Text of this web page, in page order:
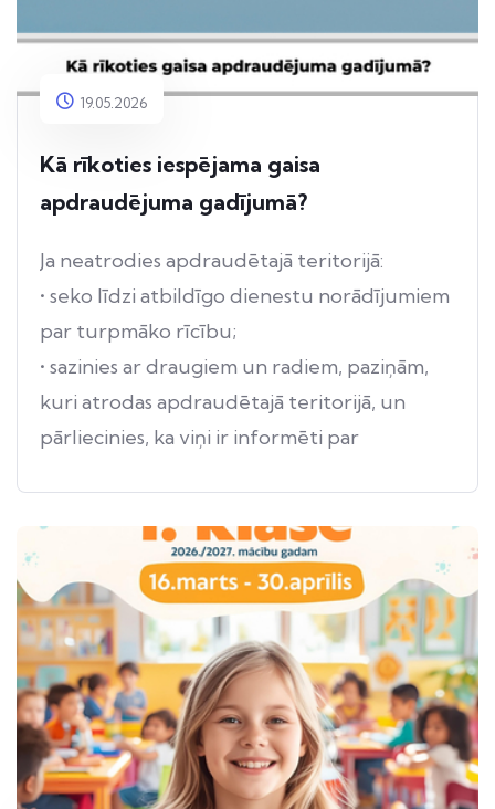
19.05.2026
Kā rīkoties iespējama gaisa
apdraudējuma gadījumā?
Ja neatrodies apdraudētajā teritorijā:
• seko līdzi atbildīgo dienestu norādījumiem
par turpmāko rīcību;
• sazinies ar draugiem un radiem, paziņām,
kuri atrodas apdraudētajā teritorijā, un
pārliecinies, ka viņi ir informēti par